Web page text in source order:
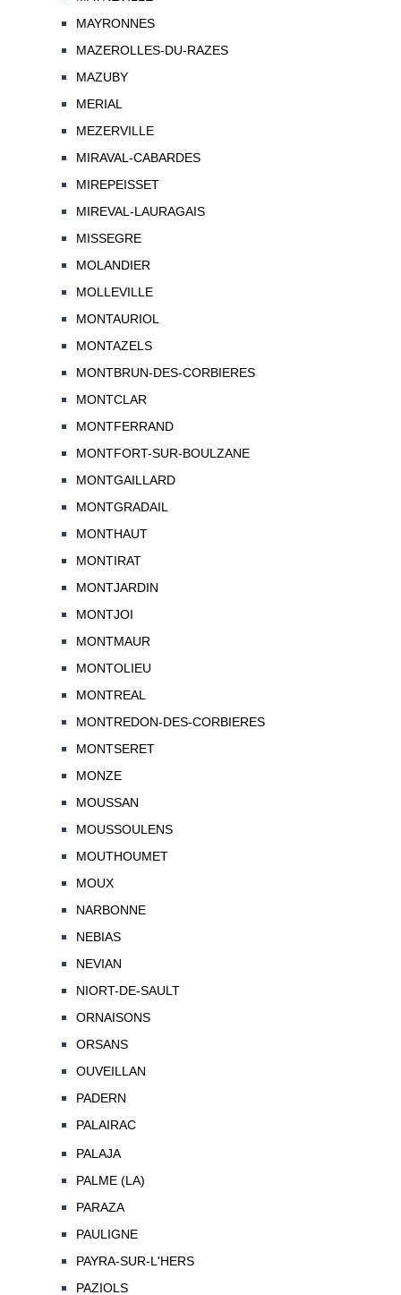
MAYRONNES
MAZEROLLES-DU-RAZES
MAZUBY
MERIAL
MEZERVILLE
MIRAVAL-CABARDES
MIREPEISSET
MIREVAL-LAURAGAIS
MISSEGRE
MOLANDIER
MOLLEVILLE
MONTAURIOL
MONTAZELS
MONTBRUN-DES-CORBIERES
MONTCLAR
MONTFERRAND
MONTFORT-SUR-BOULZANE
MONTGAILLARD
MONTGRADAIL
MONTHAUT
MONTIRAT
MONTJARDIN
MONTJOI
MONTMAUR
MONTOLIEU
MONTREAL
MONTREDON-DES-CORBIERES
MONTSERET
MONZE
MOUSSAN
MOUSSOULENS
MOUTHOUMET
MOUX
NARBONNE
NEBIAS
NEVIAN
NIORT-DE-SAULT
ORNAISONS
ORSANS
OUVEILLAN
PADERN
PALAIRAC
PALAJA
PALME (LA)
PARAZA
PAULIGNE
PAYRA-SUR-L'HERS
PAZIOLS